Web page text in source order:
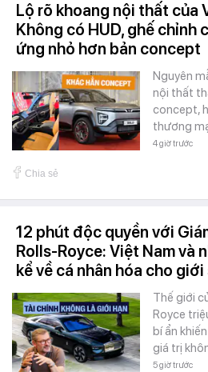
Lộ rõ khoang nội thất của
Không có HUD, ghế chỉnh
ứng nhỏ hơn bản concept
Nguyên
nội thất
concept,
thương
4 giờ trước
Chia sẻ
12 phút độc quyền với
Rolls-Royce: Việt Nam và
kể về cá nhân hóa cho
Thế giới
Royce
bí ẩn
giá trị
5 giờ trước